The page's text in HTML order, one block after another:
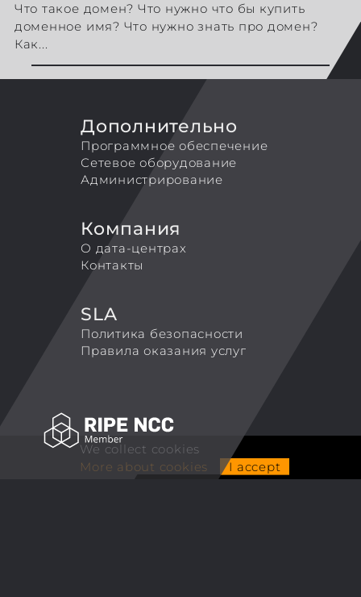
Что такое домен? Что нужно что бы купить
доменное имя? Что нужно знать про домен?
Как...
Дополнительно
Программное обеспечение
Сетевое оборудование
Администрирование
Компания
О дата-центрах
Контакты
SLA
Политика безопасности
Правила оказания услуг
We collect cookies
More about cookies
I accept